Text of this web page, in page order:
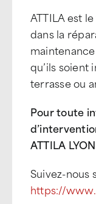
ATTILA est
dans la
qu’ils soient
terrasse ou
Pour toute
ATTILA
Suivez-nous
https://